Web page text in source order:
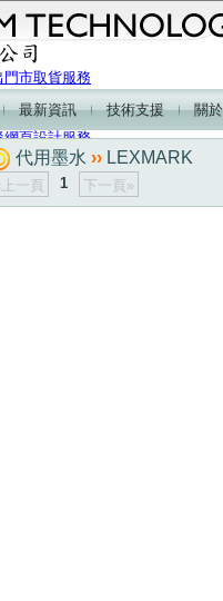
門市取貨服務
-2.1超重低音喇叭
網頁設計服務
最新資訊 技術支援 關
代用墨水 ›› LEXMARK
一頁 1 下一頁»